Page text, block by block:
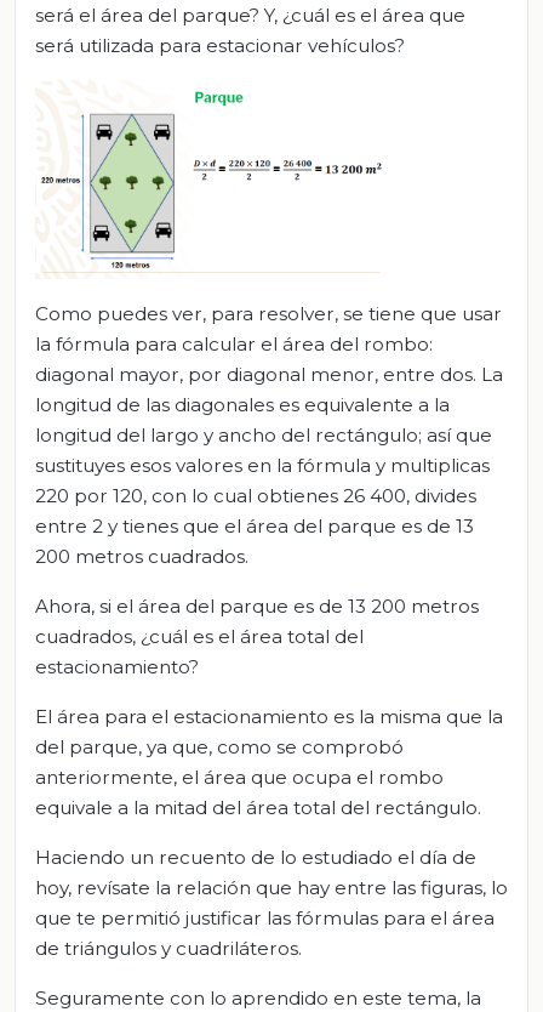
será el área del parque? Y, ¿cuál es el área que
será utilizada para estacionar vehículos?
Como puedes ver, para resolver, se tiene que usar
la fórmula para calcular el área del rombo:
diagonal mayor, por diagonal menor, entre dos. La
longitud de las diagonales es equivalente a la
longitud del largo y ancho del rectángulo; así que
sustituyes esos valores en la fórmula y multiplicas
220 por 120, con lo cual obtienes 26 400, divides
entre 2 y tienes que el área del parque es de 13
200 metros cuadrados.
Ahora, si el área del parque es de 13 200 metros
cuadrados, ¿cuál es el área total del
estacionamiento?
El área para el estacionamiento es la misma que la
del parque, ya que, como se comprobó
anteriormente, el área que ocupa el rombo
equivale a la mitad del área total del rectángulo.
Haciendo un recuento de lo estudiado el día de
hoy, revísate la relación que hay entre las figuras, lo
que te permitió justificar las fórmulas para el área
de triángulos y cuadriláteros.
Seguramente con lo aprendido en este tema, la